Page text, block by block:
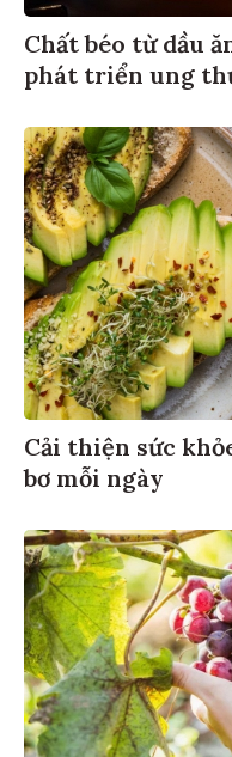
Chất béo từ dầu
phát triển ung
Cải thiện sức
bơ mỗi ngày